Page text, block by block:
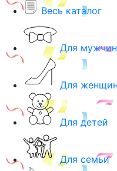
Весь каталог
Для мужчин
Для женщин
Для детей
Для семьи